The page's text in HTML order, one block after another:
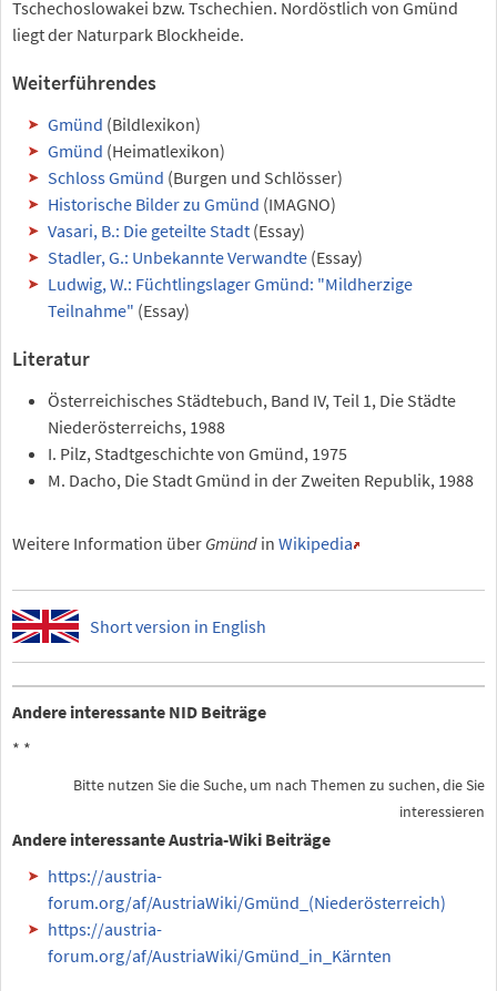
Tschechoslowakei bzw. Tschechien. Nordöstlich von Gmünd
liegt der Naturpark Blockheide.
Weiterführendes
Gmünd (Bildlexikon)
Gmünd (Heimatlexikon)
Schloss Gmünd (Burgen und Schlösser)
Historische Bilder zu Gmünd (IMAGNO)
Vasari, B.: Die geteilte Stadt (Essay)
Stadler, G.: Unbekannte Verwandte (Essay)
Ludwig, W.: Füchtlingslager Gmünd: "Mildherzige
Teilnahme" (Essay)
Literatur
Österreichisches Städtebuch, Band IV, Teil 1, Die Städte
Niederösterreichs, 1988
I. Pilz, Stadtgeschichte von Gmünd, 1975
M. Dacho, Die Stadt Gmünd in der Zweiten Republik, 1988
Weitere Information über Gmünd in Wikipedia
Short version in English
Andere interessante NID Beiträge
* *
Bitte nutzen Sie die Suche, um nach Themen zu suchen, die Sie
interessieren
Andere interessante Austria-Wiki Beiträge
https://austria-
forum.org/af/AustriaWiki/Gmünd_(Niederösterreich)
https://austria-
forum.org/af/AustriaWiki/Gmünd_in_Kärnten